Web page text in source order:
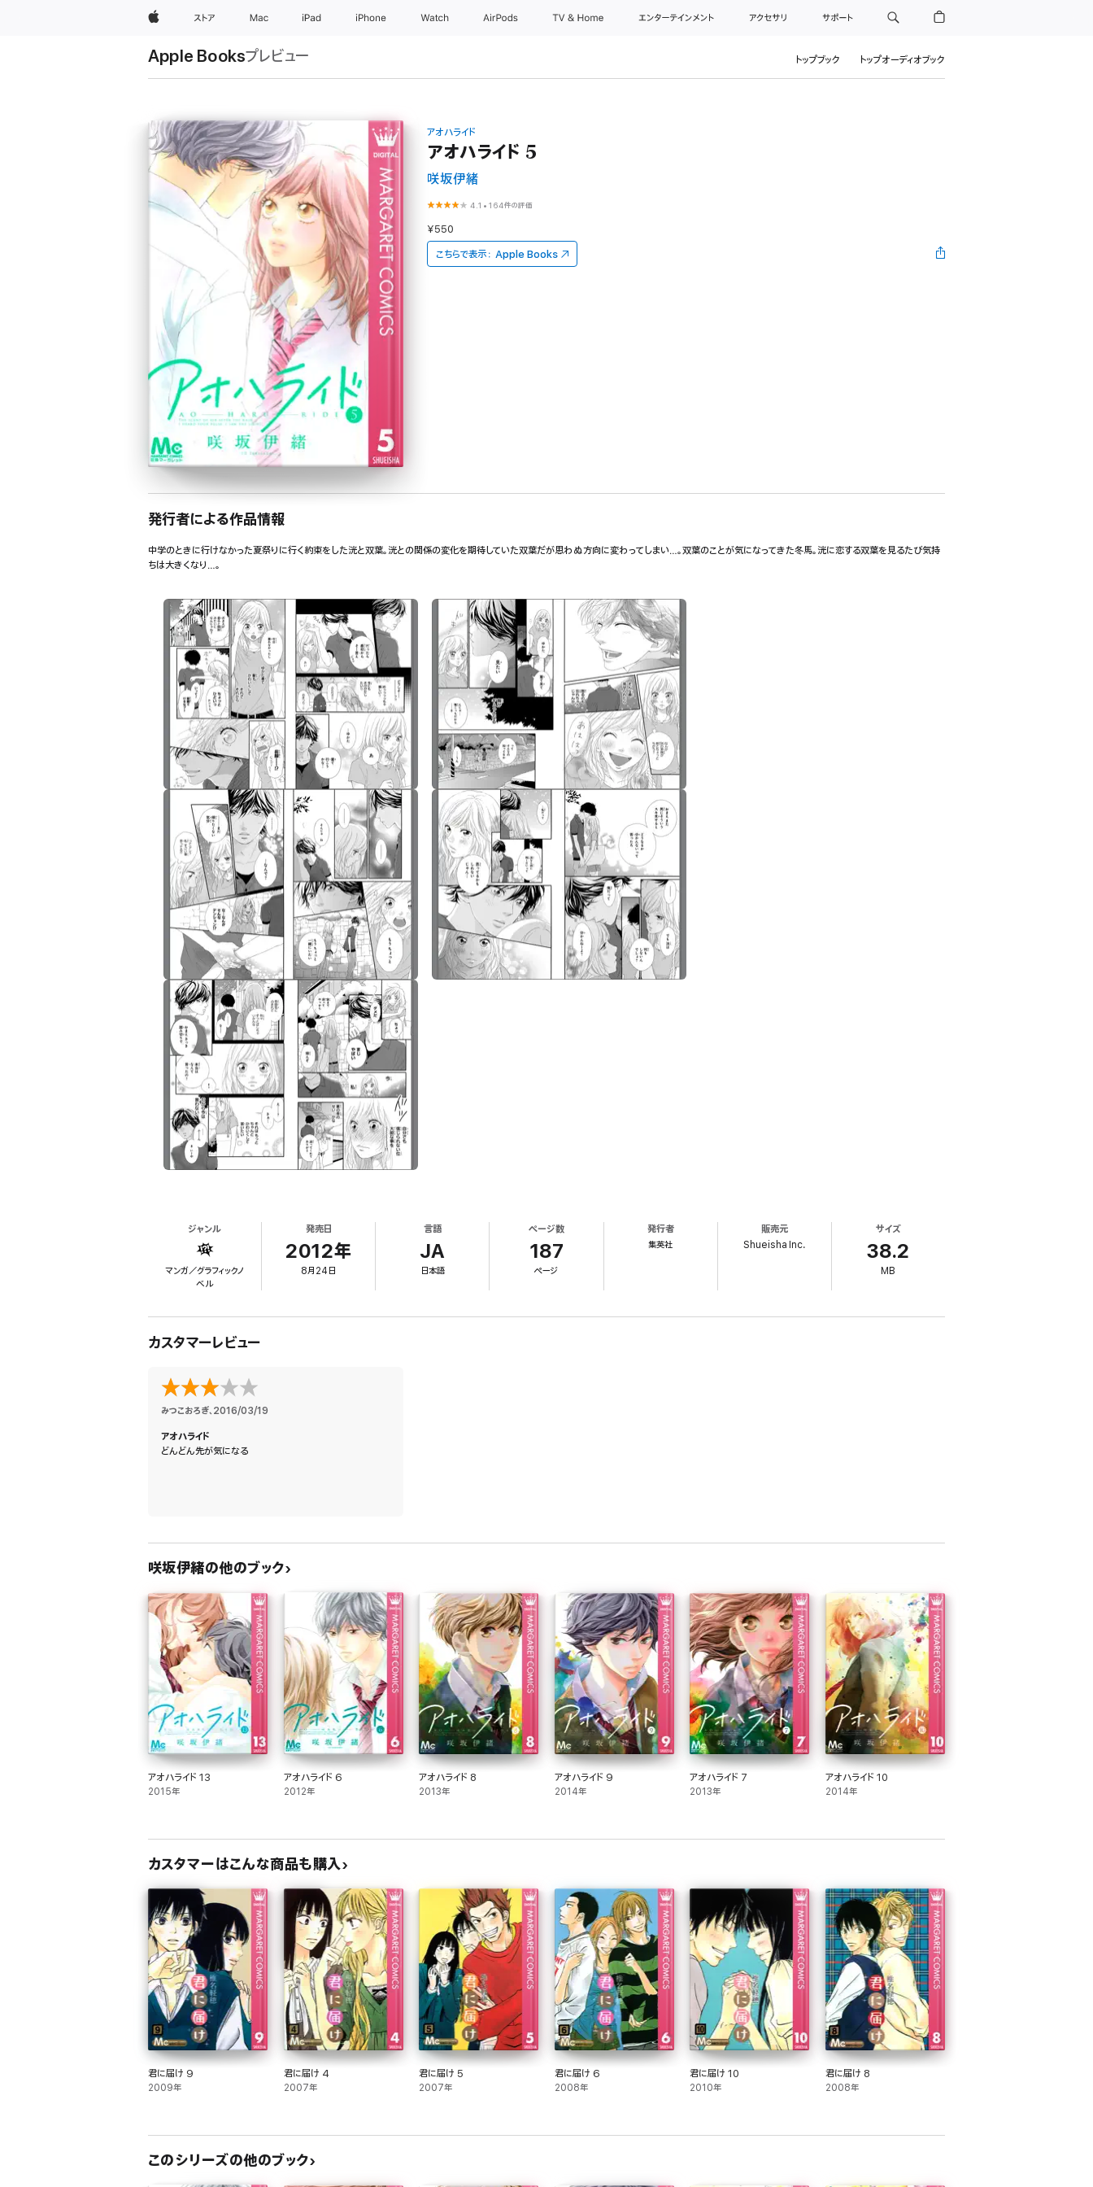
Appleストア Mac iPad iPhone Watch AirPods TV & Home エンターテインメント アクセサリ サポート
Apple Booksプレビュー トップブック トップオーディオブック
アオハライド
アオハライド 5
咲坂伊緒
4.1 •164件の評価
¥550
こちらで表示： Apple Books
発行者による作品情報
中学のときに行けなかった夏祭りに行く約束をした洸と双葉。洸との関係の変化を期待していた双葉だが思わぬ方向に変わってしまい…。双葉のことが気になってきた冬馬。洸に恋する双葉を見るたび気持
ちは大きくなり…。
ジャンル
マンガ／グラフィックノ
ベル
発売日
2012年
8月24日
言語
JA
日本語
ページ数
187
ページ
発行者
集英社
販売元
Shueisha Inc.
サイズ
38.2
MB
カスタマーレビュー
みつこおろぎ、 2016/03/19
アオハライド
どんどん先が気になる
咲坂伊緒の他のブック
アオハライド 13
2015年
アオハライド 6
2012年
アオハライド 8
2013年
アオハライド 9
2014年
アオハライド 7
2013年
アオハライド 10
2014年
カスタマーはこんな商品も購入
君に届け 9
2009年
君に届け 4
2007年
君に届け 5
2007年
君に届け 6
2008年
君に届け 10
2010年
君に届け 8
2008年
このシリーズの他のブック